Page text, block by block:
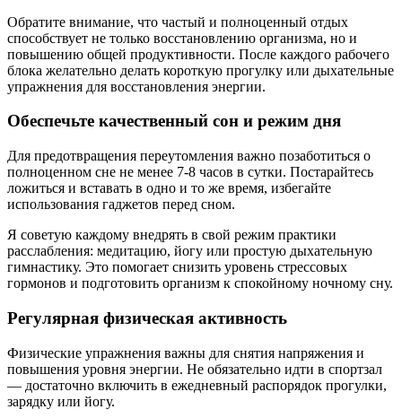
Обратите внимание, что частый и полноценный отдых
способствует не только восстановлению организма, но и
повышению общей продуктивности. После каждого рабочего
блока желательно делать короткую прогулку или дыхательные
упражнения для восстановления энергии.
Обеспечьте качественный сон и режим дня
Для предотвращения переутомления важно позаботиться о
полноценном сне не менее 7-8 часов в сутки. Постарайтесь
ложиться и вставать в одно и то же время, избегайте
использования гаджетов перед сном.
Я советую каждому внедрять в свой режим практики
расслабления: медитацию, йогу или простую дыхательную
гимнастику. Это помогает снизить уровень стрессовых
гормонов и подготовить организм к спокойному ночному сну.
Регулярная физическая активность
Физические упражнения важны для снятия напряжения и
повышения уровня энергии. Не обязательно идти в спортзал
— достаточно включить в ежедневный распорядок прогулки,
зарядку или йогу.